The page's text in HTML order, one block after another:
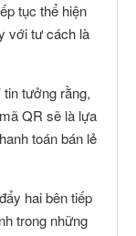
tục thể hiện
với tư cách là
tin tưởng rằng,
QR sẽ là lựa
toán bán lẻ
hai bên tiếp
trong những